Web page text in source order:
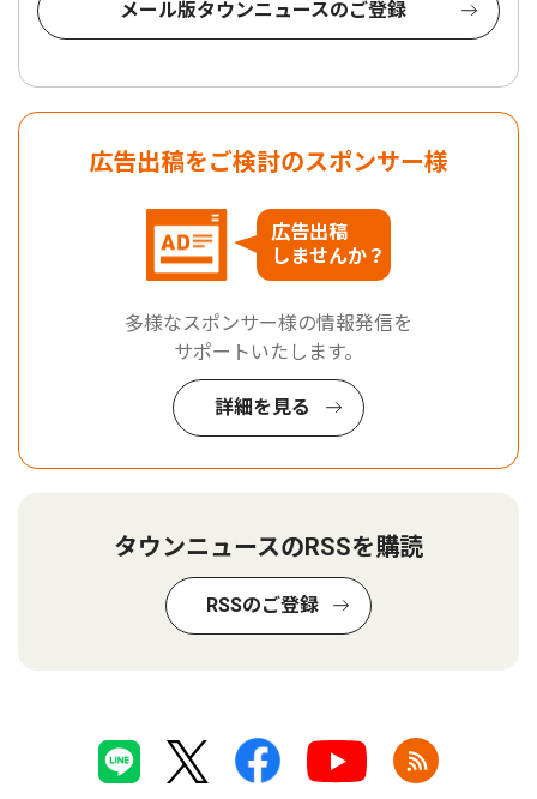
メール版タウンニュースのご登録
広告出稿をご検討のスポンサー様
広告出稿
しませんか？
多様なスポンサー様の情報発信を
サポートいたします。
詳細を見る
タウンニュースのRSSを購読
RSSのご登録